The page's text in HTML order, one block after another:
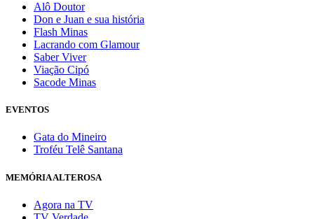
Alô Doutor
Don e Juan e sua história
Flash Minas
Lacrando com Glamour
Saber Viver
Viação Cipó
Sacode Minas
EVENTOS
Gata do Mineiro
Troféu Telê Santana
MEMÓRIA ALTEROSA
Agora na TV